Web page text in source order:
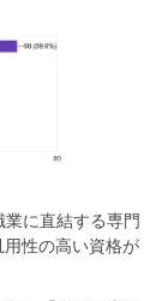
に直結する専門
性の高い資格が